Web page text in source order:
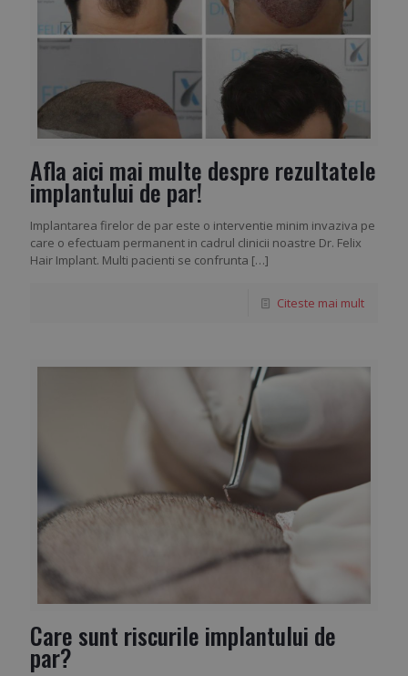
Afla aici mai multe despre rezultatele
implantului de par!
Implantarea firelor de par este o interventie minim invaziva pe
care o efectuam permanent in cadrul clinicii noastre Dr. Felix
Hair Implant. Multi pacienti se confrunta […]
Citeste mai mult
Care sunt riscurile implantului de
par?